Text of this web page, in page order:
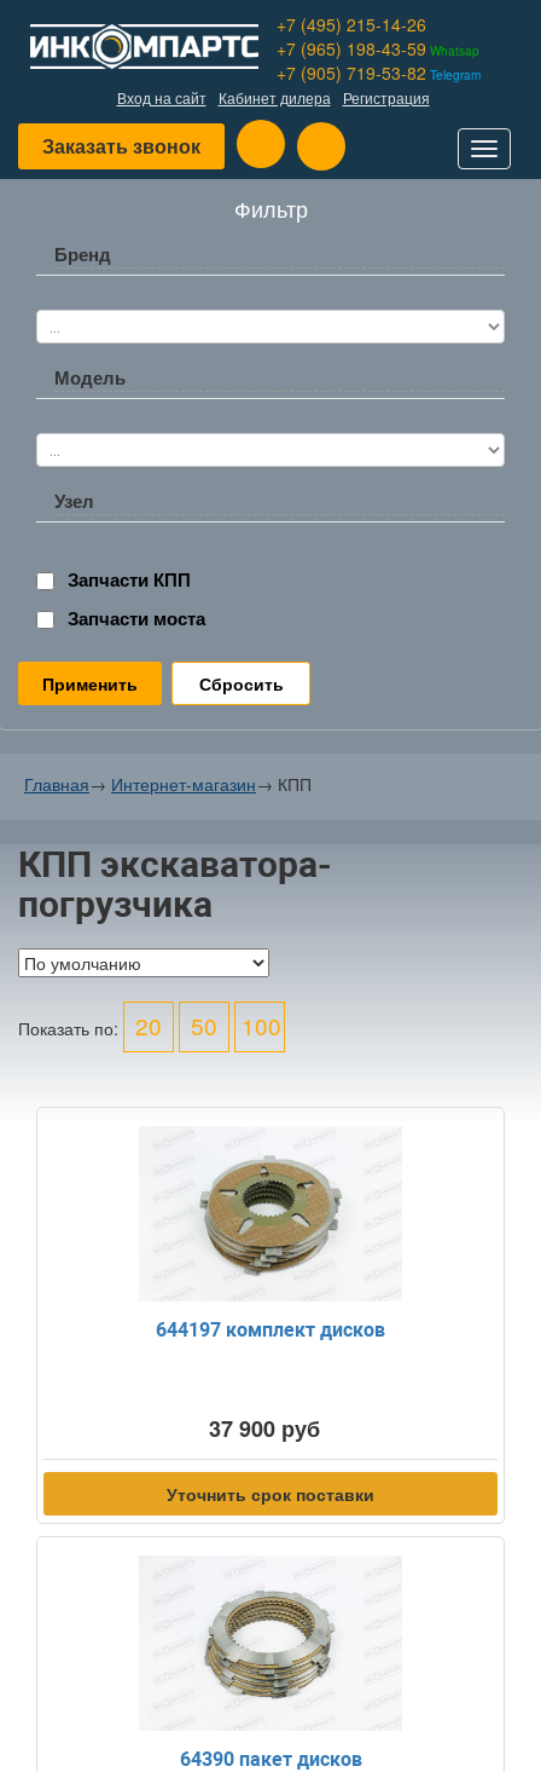
+7 (495) 215-14-26
+7 (965) 198-43-59 Whatsap
+7 (905) 719-53-82 Telegram
Вход на сайт Кабинет дилера Регистрация
Заказать звонок
Toggle
Фильтр
Бренд
Модель
Узел
Запчасти КПП
Запчасти моста
Сбросить
Главная→ Интернет-магазин→ КПП
КПП экскаватора-
погрузчика
Показать по: 20 50 100
644197 комплект дисков
37 900 руб
Уточнить срок поставки
64390 пакет дисков